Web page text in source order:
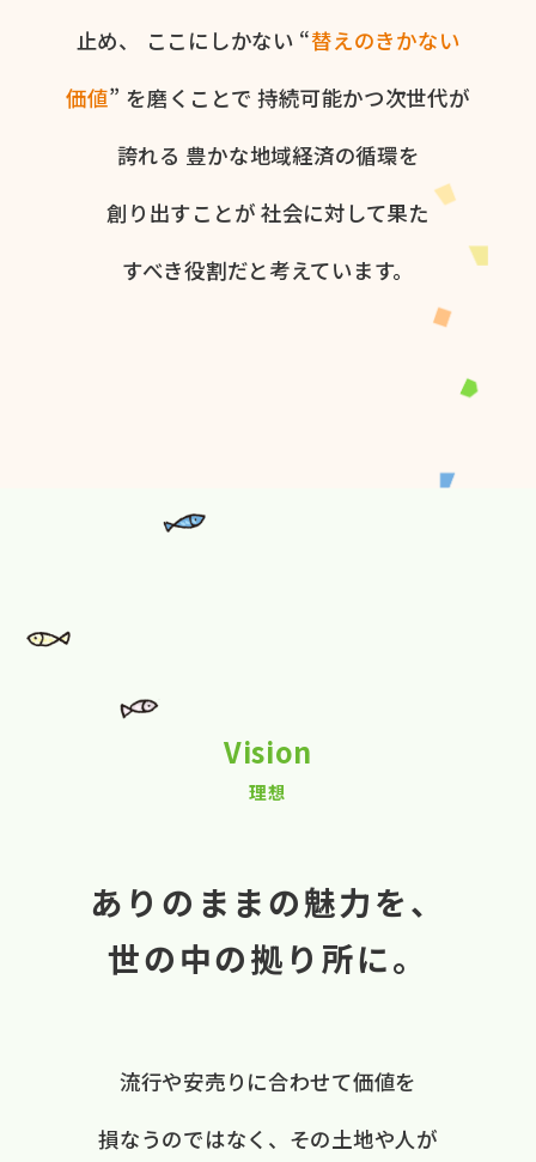
止め、
ここに​しかない​ “替えの​きかない​
価値” を​磨く​ことで 持続可能かつ次世代が​
誇れる 豊かな​地域経済の​循環を​
創り出すことが 社会に​対して​果た​
すべき役割だと​考えています。​
Vision
理想
ありのままの魅力を、
世の中の拠り所に。
流行や​安売りに​合わせて​価値を​
損なうのではなく、 ​その​土地や​人が​